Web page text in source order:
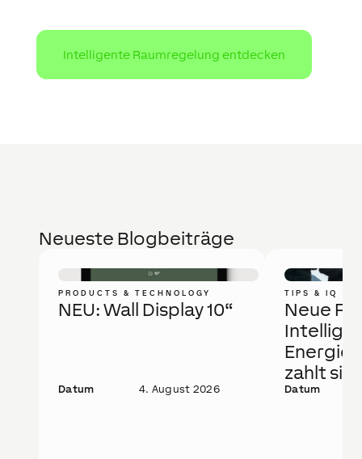
Intelligente Raumregelung entdecken
Neueste Blogbeiträge
PRODUCTS & TECHNOLOGY
NEU: Wall Display 10“
Datum 4. August 2026
TIPS & IQ
Neue
zahlt
Datum